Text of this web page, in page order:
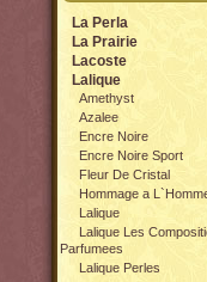
La Perla
La Prairie
Lacoste
Lalique
Amethyst
Azalee
Encre Noire
Encre Noire Sport
Fleur De Cristal
Hommage a
Lalique
Lalique Les
Parfumees
Lalique Perles